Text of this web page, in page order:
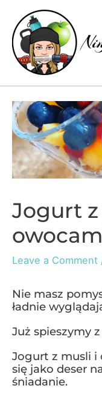
content
Jogurt
Leave a Comment
Nie masz
ładnie
Już spieszymy
Jogurt z musli i
się jako deser
śniadanie.